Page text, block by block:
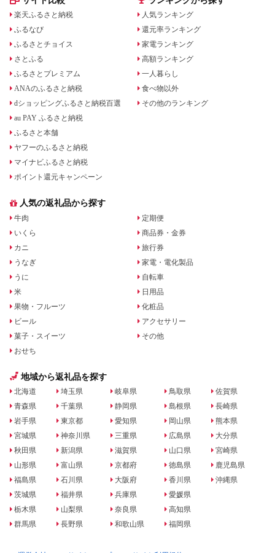
楽天ふるさと納税
ふるなび
ふるさとチョイス
さとふる
ふるさとプレミアム
ANAのふるさと納税
dショッピングふるさと納税百選
au PAY ふるさと納税
ふるさと本舗
ヤフーのふるさと納税
マイナビふるさと納税
ポイント還元キャンペーン
人気ランキング
還元率ランキング
家電ランキング
高額ランキング
一人暮らし
食べ物以外
その他のランキング
人気の返礼品から探す
牛肉
いくら
カニ
うなぎ
うに
米
果物・フルーツ
ビール
菓子・スイーツ
おせち
定期便
商品券・金券
旅行券
家電・電化製品
自転車
日用品
化粧品
アクセサリー
その他
地域から返礼品を探す
北海道
青森県
岩手県
宮城県
秋田県
山形県
福島県
茨城県
栃木県
群馬県
埼玉県
千葉県
東京都
神奈川県
新潟県
富山県
石川県
福井県
山梨県
長野県
岐阜県
静岡県
愛知県
三重県
滋賀県
京都府
大阪府
兵庫県
奈良県
和歌山県
鳥取県
島根県
岡山県
広島県
山口県
徳島県
香川県
愛媛県
高知県
福岡県
佐賀県
長崎県
熊本県
大分県
宮崎県
鹿児島県
沖縄県